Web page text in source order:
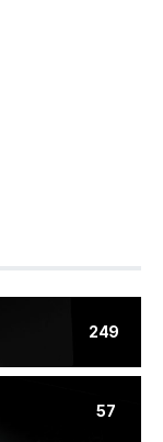
249
57